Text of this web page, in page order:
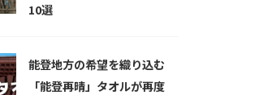
10選
能登地方の希望を織り込む
「能登再晴」タオルが再度